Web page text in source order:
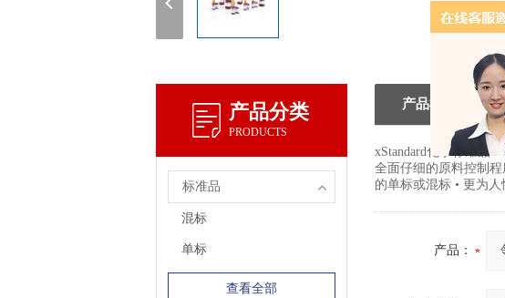
产品分类
PRODUCTS
标准品
混标
单标
查看全部
产品概述
xStandard化学标准品
全面仔细的原料控制
的单标或混标 • 更为
产品：